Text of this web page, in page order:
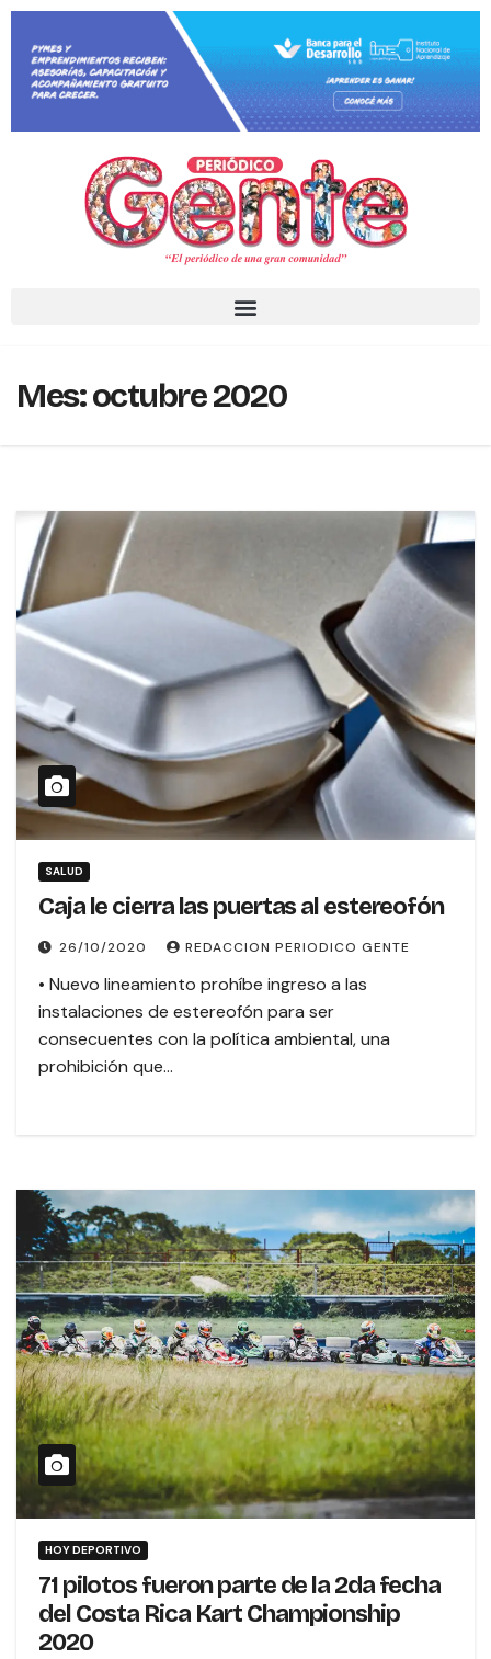
Mes:octubre 2020
SALUD
Caja le cierra las puertas al estereofón
26/10/2020 REDACCION PERIODICO GENTE
• Nuevo lineamiento prohíbe ingreso a las
instalaciones de estereofón para ser
consecuentes con la política ambiental, una
prohibición que…
HOY DEPORTIVO
71 pilotos fueron parte de la 2da fecha
del Costa Rica Kart Championship
2020